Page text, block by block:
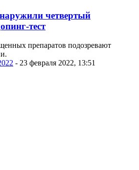
четвертый
тест
препаратов подозревают
- 23 февраля 2022, 13:51